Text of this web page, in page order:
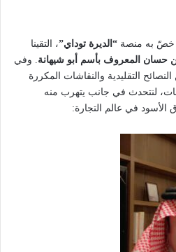
خصّ به منصة “الديرة توداي”، التقينا
حسان المعروف بأسم أبو شيهانة. وفي
النصائح التقليدية والنقاشات المكررة
لنتحدث في جانب يتهرب منه
الأسود في عالم التجارة: